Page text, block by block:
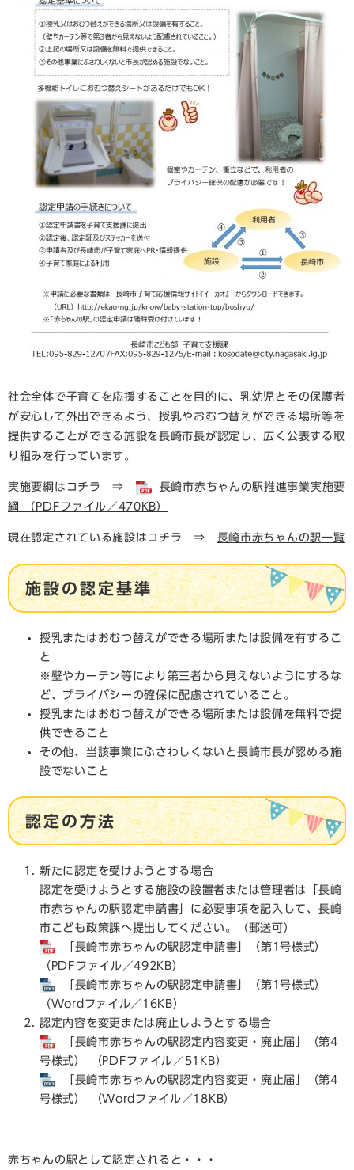
社会全体で子育てを応援することを目的に、乳幼児とその保護者
が安心して外出できるよう、授乳やおむつ替えができる場所等を
提供することができる施設を長崎市長が認定し、広く公表する取
り組みを行っています。
実施要綱はコチラ ⇒
長崎市赤ちゃんの駅推進事業実施要
綱 （PDFファイル／470KB）
現在認定されている施設はコチラ ⇒ 長崎市赤ちゃんの駅一覧
施設の認定基準
授乳またはおむつ替えができる場所または設備を有するこ
と
※壁やカーテン等により第三者から見えないようにするな
ど、プライバシーの確保に配慮されていること。
授乳またはおむつ替えができる場所または設備を無料で提
供できること
その他、当該事業にふさわしくないと長崎市長が認める施
設でないこと
認定の方法
新たに認定を受けようとする場合
認定を受けようとする施設の設置者または管理者は「長崎
市赤ちゃんの駅認定申請書」に必要事項を記入して、長崎
市こども政策課へ提出してください。（郵送可）
「長崎市赤ちゃんの駅認定申請書」（第1号様式）
（PDFファイル／492KB）
「長崎市赤ちゃんの駅認定申請書」（第1号様式）
（Wordファイル／16KB）
認定内容を変更または廃止しようとする場合
「長崎市赤ちゃんの駅認定内容変更・廃止届」（第4
号様式） （PDFファイル／51KB）
「長崎市赤ちゃんの駅認定内容変更・廃止届」（第4
号様式） （Wordファイル／18KB）
赤ちゃんの駅として認定されると・・・